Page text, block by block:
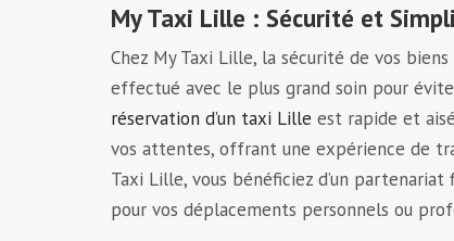
My Taxi Lille : Sécurité et
Chez My Taxi Lille, la sécurité de vos
effectué avec le plus grand soin pour
réservation d’un taxi Lille est rapide et
vos attentes, offrant une expérience de
Taxi Lille, vous bénéficiez d’un
pour vos déplacements personnels ou